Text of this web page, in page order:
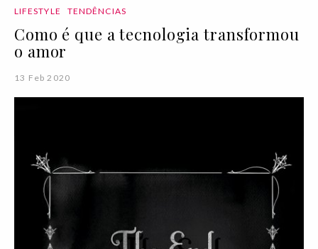
LIFESTYLE TENDÊNCIAS
Como é que a tecnologia transformou
o amor
13 Feb 2020